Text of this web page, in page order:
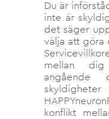
Du är
inte är
det säger
välja att göra
mellan
angående
konflikt